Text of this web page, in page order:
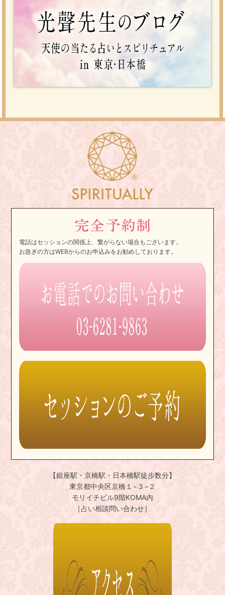
電話はセッションの関係上、繋がらない場合もございます。
お急ぎの方はWEBからのお申込みをお勧めしております。
【銀座駅・京橋駅・日本橋駅徒歩数分】
東京都中央区京橋１−３−２
モリイチビル9階KOMA内
［占い相談問い合わせ］